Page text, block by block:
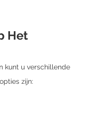
Het
kunt u verschillende
zijn: